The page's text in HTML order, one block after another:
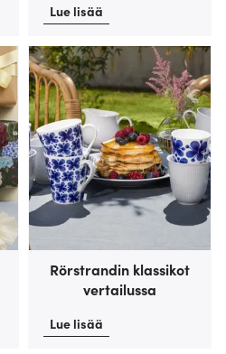
Lue lisää
Rörstrandin klassikot
vertailussa
Lue lisää